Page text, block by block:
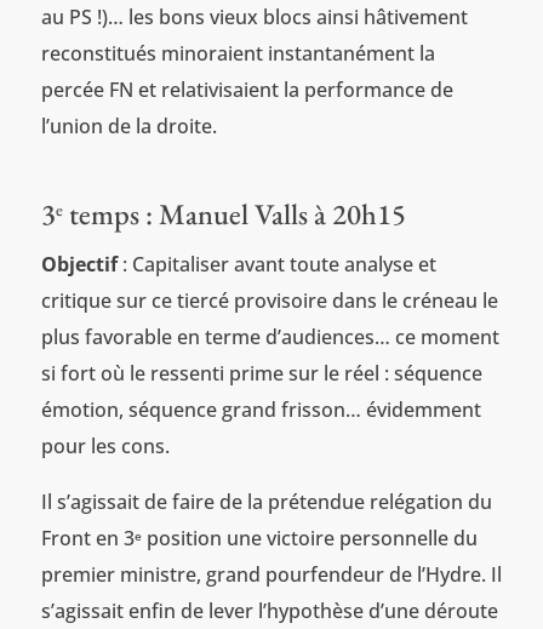
au PS !)… les bons vieux blocs ainsi hâtivement
reconstitués minoraient instantanément la
percée FN et relativisaient la performance de
l’union de la droite.
3etemps : Manuel Valls à 20h15
Objectif: Capitaliser avant toute analyse et
critique sur ce tiercé provisoire dans le créneau le
plus favorable en terme d’audiences… ce moment
si fort où le ressenti prime sur le réel : séquence
émotion, séquence grand frisson… évidemment
pour les cons.
Il s’agissait de faire de la prétendue relégation du
Front en 3eposition une victoire personnelle du
premier ministre, grand pourfendeur de l’Hydre. Il
s’agissait enfin de lever l’hypothèse d’une déroute